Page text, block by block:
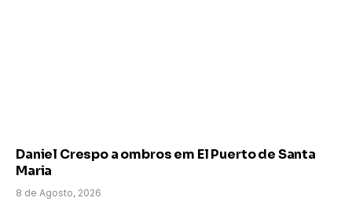
Daniel Crespo a ombros em El Puerto de Santa
Maria
8 de Agosto, 2026